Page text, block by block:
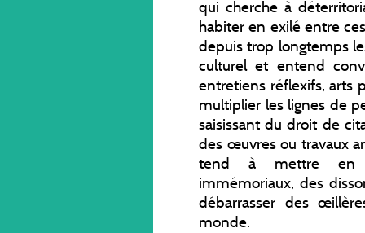
qui cherche à
habiter en exilé entre
depuis trop longtemps
culturel et entend
entretiens réflexifs, arts
multiplier les lignes de
saisissant du droit de
des œuvres ou travaux
tend à mettre en
immémoriaux, des
débarrasser des
monde.